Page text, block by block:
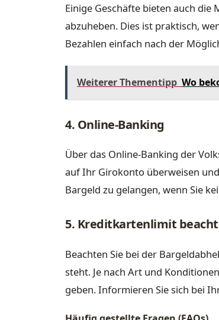
Einige Geschäfte bieten auch
abzuheben. Dies ist praktisch,
Bezahlen einfach nach der
Weiterer Thementipp Wo
4. Online-Banking
Über das Online-Banking der
auf Ihr Girokonto überweisen
Bargeld zu gelangen, wenn Sie
5. Kreditkartenlimit
Beachten Sie bei der
steht. Je nach Art und
geben. Informieren Sie sich bei